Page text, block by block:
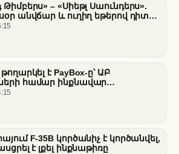
Թիմբերս» – «Սիեթլ Սաունդերս».
անվճար և ուղիղ եթերով դիտել
է PayBox-ը՝ ԱԲ
համար ինքնավար
գործարքներ ապահովելու
F-35B կործանիչ է կործանվել,
է լքել ինքնաթիռը